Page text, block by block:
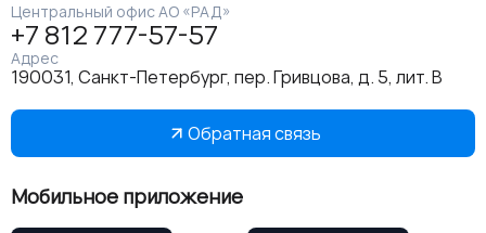
Центральный офис АО «РАД»
+7 812 777-57-57
Адрес
190031, Санкт-Петербург, пер. Гривцова, д. 5, лит. В
Обратная связь
Мобильное приложение